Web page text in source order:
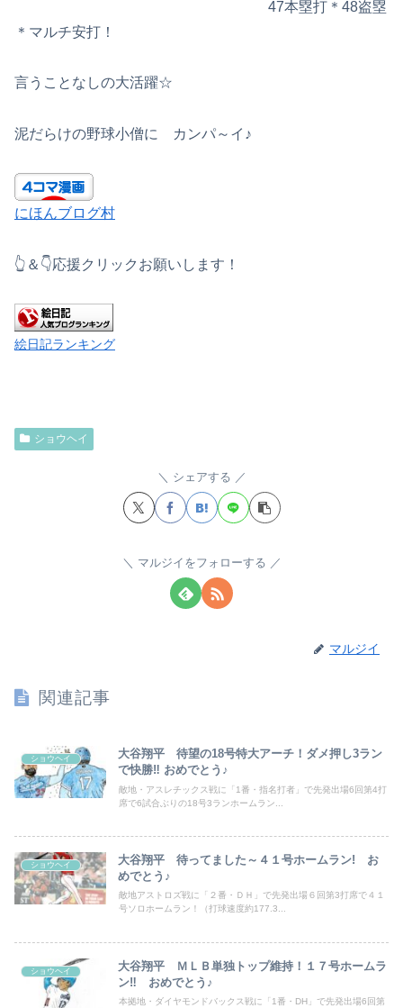
47本塁打＊48盗塁
＊マルチ安打！
言うことなしの大活躍☆
泥だらけの野球小僧に カンパ～イ♪
にほんブログ村
👆＆👇応援クリックお願いします！
絵日記ランキング
ショウヘイ
シェアする
マルジイをフォローする
マルジイ
関連記事
ショウヘイ
大谷翔平 待望の18号特大アーチ！ダメ押し3ラン
で快勝‼ おめでとう♪
敵地・アスレチックス戦に「1番・指名打者」で先発出場6回第4打
席で6試合ぶりの18号3ランホームラン...
ショウヘイ
大谷翔平 待ってました～４１号ホームラン! お
めでとう♪
敵地アストロズ戦に「２番・ＤＨ」で先発出場６回第3打席で４１
号ソロホームラン！（打球速度約177.3...
ショウヘイ
大谷翔平 ＭＬＢ単独トップ維持！１７号ホームラ
ン‼ おめでとう♪
本拠地・ダイヤモンドバックス戦に「1番・DH」で先発出場6回第